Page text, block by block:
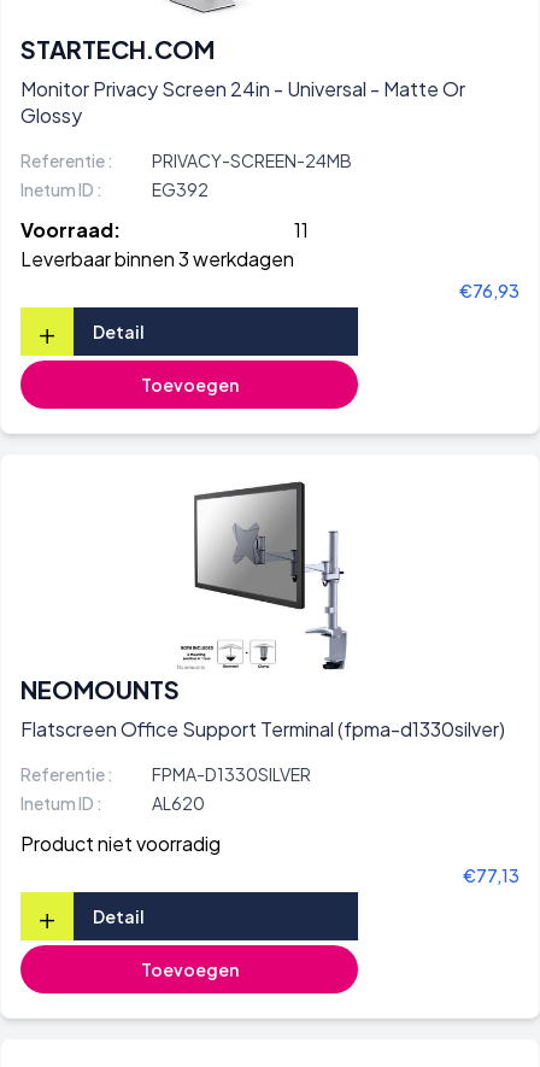
STARTECH.COM
Monitor Privacy Screen 24in - Universal - Matte Or
Glossy
Referentie :
PRIVACY-SCREEN-24MB
Inetum ID :
EG392
Voorraad:
11
Leverbaar binnen 3 werkdagen
€76,93
+ Detail
Toevoegen
NEOMOUNTS
Flatscreen Office Support Terminal (fpma-d1330silver)
Referentie :
FPMA-D1330SILVER
Inetum ID :
AL620
Product niet voorradig
€77,13
+ Detail
Toevoegen